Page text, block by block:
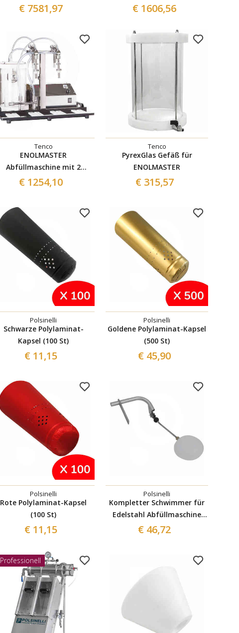
Stelvin 30x60 mit Wagen
€ 7581,97 € 1606,56
Tenco
ENOLMASTER
Abfüllmaschine mit 2
Stutzen für Öl
€ 1254,10
Tenco
PyrexGlas Gefäß für
ENOLMASTER
€ 315,57
Polsinelli
Schwarze Polylaminat-
Kapsel (100 St)
€ 11,15
Polsinelli
Goldene Polylaminat-Kapsel
(500 St)
€ 45,90
Polsinelli
Rote Polylaminat-Kapsel
(100 St)
€ 11,15
Polsinelli
Kompletter Schwimmer für
Edelstahl Abfüllmaschine
mit Syphons
€ 46,72
Professionell